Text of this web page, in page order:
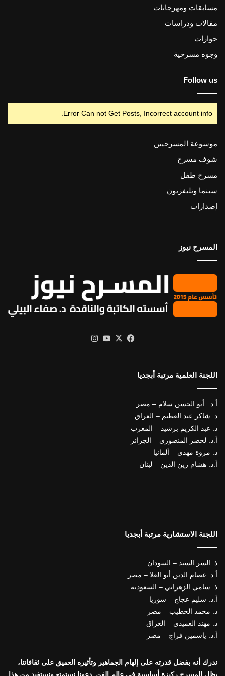
مسابقات ومهرجانات
مقالات ودراسات
حوارات
وجوه مسرحية
Follow us
Error Can not Get Posts, Incorrect account info.
موسوعة المسرحيين
شوف مسرح
مسرح طفل
سينما وتليفزيون
إصدارات
المسرح نيوز
فيسبوك
X يوتيوب
اللجنة العلمية مرتبة أبجديا
أ.د . أبو الحسن سلام – مصر
د. شاكر عبد العظيم – العراق
د. عبد الكريم برشيد – المغرب
أ.د. لخضر المنصوري – الجزائر
د. مروة مهدي – ألمانيا
أ.د. هشام زين الدين – لبنان
اللجنة الاستشارية مرتبة أبجديا
ذ. السر السيد – السودان
أ.د. عصام الدين أبو العلا – مصر
ذ. سامي الزهراني – السعودية
أ.د. سليم عجاج – سوريا
د. محمد الخطيب – مصر
د. مهند العميدي – العراق
أ.د. ياسمين فراج – مصر
ندرك أنه بفضل قدرته على إلهام الجماهير وتأثيره العميق على ثقافاتنا،
يظل المسرح ركيزة أساسية في عالم الفن. دعونا نستمتع ونستفيد من هذا